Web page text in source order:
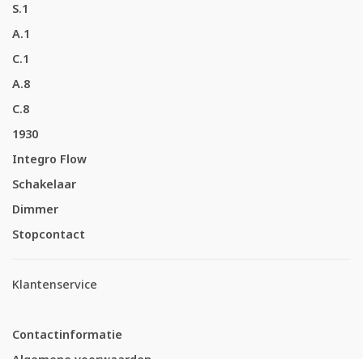
S.1
A.1
C.1
A.8
C.8
1930
Integro Flow
Schakelaar
Dimmer
Stopcontact
Klantenservice
Contactinformatie